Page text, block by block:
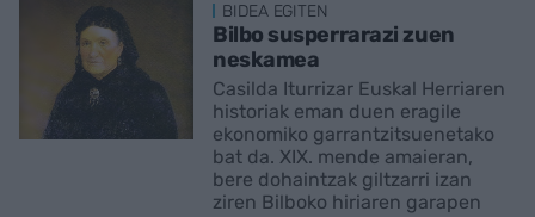
BIDEA EGITEN
Bilbo susperrarazi zuen
neskamea
Casilda Iturrizar Euskal Herriaren
historiak eman duen eragile
ekonomiko garrantzitsuenetako
bat da. XIX. mende amaieran,
bere dohaintzak giltzarri izan
ziren Bilboko hiriaren garapen